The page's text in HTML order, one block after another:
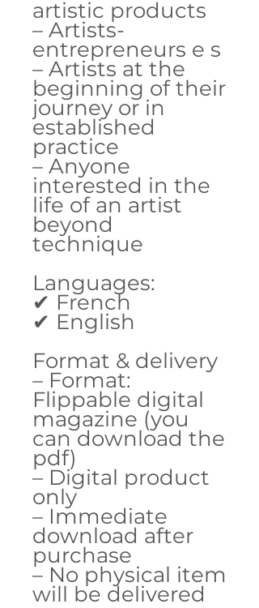
artistic products
– Artists-
entrepreneurs e s
– Artists at the
beginning of their
journey or in
established
practice
– Anyone
interested in the
life of an artist
beyond
technique
Languages:
✔ French
✔ English
Format & delivery
– Format:
Flippable digital
magazine (you
can download the
pdf)
– Digital product
only
– Immediate
download after
purchase
– No physical item
will be delivered